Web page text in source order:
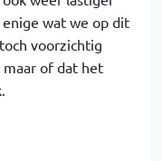
wat we op dit
voorzichtig
of dat het